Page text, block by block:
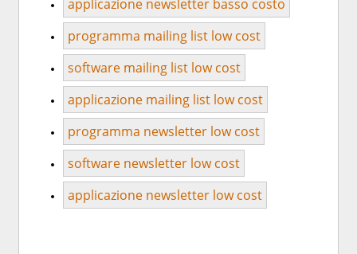
applicazione newsletter basso costo
programma mailing list low cost
software mailing list low cost
applicazione mailing list low cost
programma newsletter low cost
software newsletter low cost
applicazione newsletter low cost